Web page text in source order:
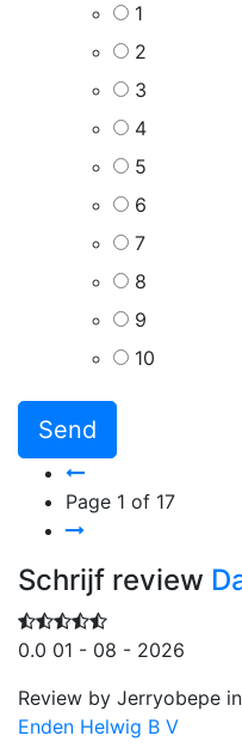
1
2
3
4
5
6
7
8
9
10
Page 1 of 17
Schrijf review
0.0 01 - 08 - 2026
Review by Jerryobepe in
Enden Helwig B V